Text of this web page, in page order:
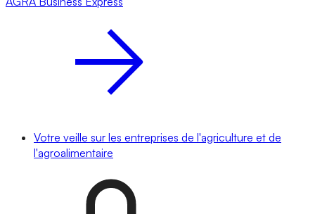
Votre veille sur les entreprises de l'agriculture et de
l'agroalimentaire